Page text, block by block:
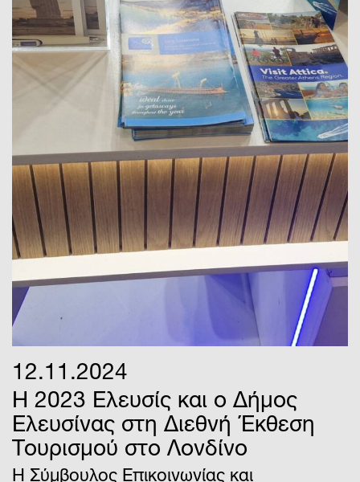
12.11.2024
Η 2023 Ελευσίς και ο Δήμος
Ελευσίνας στη Διεθνή Έκθεση
Τουρισμού στο Λονδίνο
Η Σύμβουλος Επικοινωνίας και